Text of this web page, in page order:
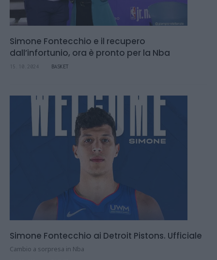
Simone Fontecchio e il recupero
dall’infortunio, ora è pronto per la Nba
15.10.2024 BASKET
Simone Fontecchio ai Detroit Pistons. Ufficiale
Cambio a sorpresa in Nba